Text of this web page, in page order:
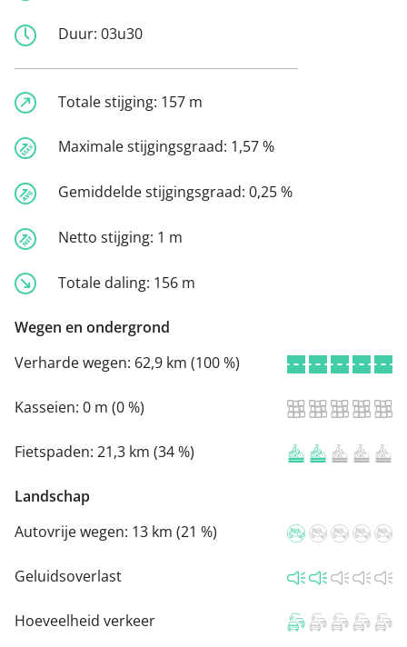
Duur: 03u30
Totale stijging: 157 m
Maximale stijgingsgraad: 1,57 %
Gemiddelde stijgingsgraad: 0,25 %
Netto stijging: 1 m
Totale daling: 156 m
Wegen en ondergrond
Verharde wegen: 62,9 km (100 %)
Kasseien: 0 m (0 %)
Fietspaden: 21,3 km (34 %)
Landschap
Autovrije wegen: 13 km (21 %)
Geluidsoverlast
Hoeveelheid verkeer